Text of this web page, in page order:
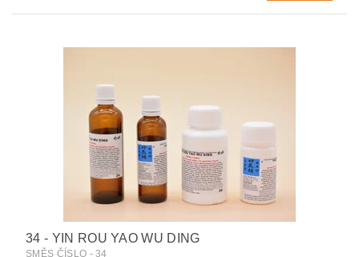
34 - YIN ROU YAO WU DING
SMĚS ČÍSLO - 34